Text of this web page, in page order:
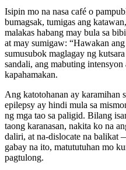
Isipin mo na nasa café o
bumagsak, tumigas ang
malakas habang may bula sa
at may sumigaw: “Hawakan
sumusubok maglagay ng
sandali, ang mabuting
kapahamakan.
Ang katotohanan ay karamihan
epilepsy ay hindi mula sa
ng mga tao sa paligid. Bilang
taong karanasan, nakita ko na
daliri, at na-dislocate na balikat
gabay na ito, matututuhan mo
pagtulong.